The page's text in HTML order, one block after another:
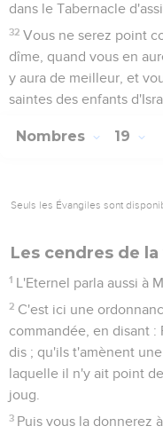
dans le Tabernacle
32 Vous ne serez point
dîme, quand vous en
y aura de meilleur, et
saintes des enfants
Nombres 19
Seuls les Évangiles sont
Les cendres de
1 L'Eternel parla aussi à
2 C'est ici une
commandée, en disant :
dis ; qu'ils t'amènent
laquelle il n'y ait point
joug.
3 Puis vous la donnerez